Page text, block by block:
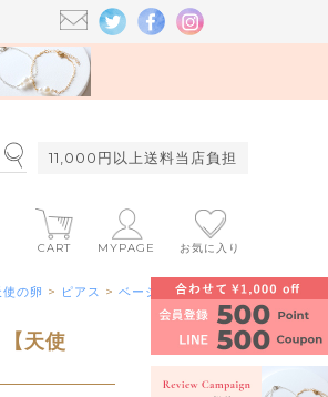
11,000円以上送料当店負担
CART MYPAGE お気に入り
使の卵 > ピアス > ベーシック
天使